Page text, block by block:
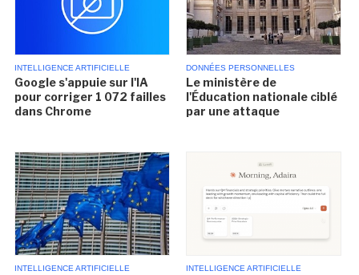
INTELLIGENCE ARTIFICIELLE
Google s'appuie sur l'IA
pour corriger 1 072 failles
dans Chrome
DONNÉES PERSONNELLES
Le ministère de
l'Éducation nationale ciblé
par une attaque
INTELLIGENCE ARTIFICIELLE INTELLIGENCE ARTIFICIELLE